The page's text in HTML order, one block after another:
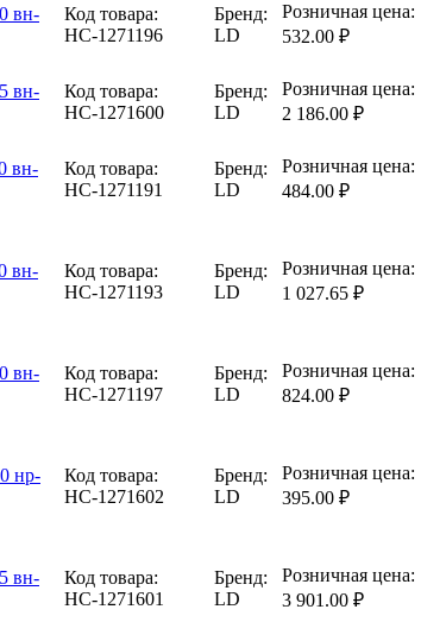
вн-
Код товара:
НС-1271196
Бренд:
LD
Розничная цена:
532.00 ₽
вн-
Код товара:
НС-1271600
Бренд:
LD
Розничная цена:
2 186.00 ₽
вн-
Код товара:
НС-1271191
Бренд:
LD
Розничная цена:
484.00 ₽
вн-
Код товара:
НС-1271193
Бренд:
LD
Розничная цена:
1 027.65 ₽
вн-
Код товара:
НС-1271197
Бренд:
LD
Розничная цена:
824.00 ₽
нр-
Код товара:
НС-1271602
Бренд:
LD
Розничная цена:
395.00 ₽
вн-
Код товара:
НС-1271601
Бренд:
LD
Розничная цена:
3 901.00 ₽